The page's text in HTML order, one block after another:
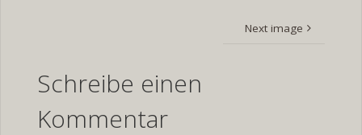
Next image
Schreibe einen
Kommentar